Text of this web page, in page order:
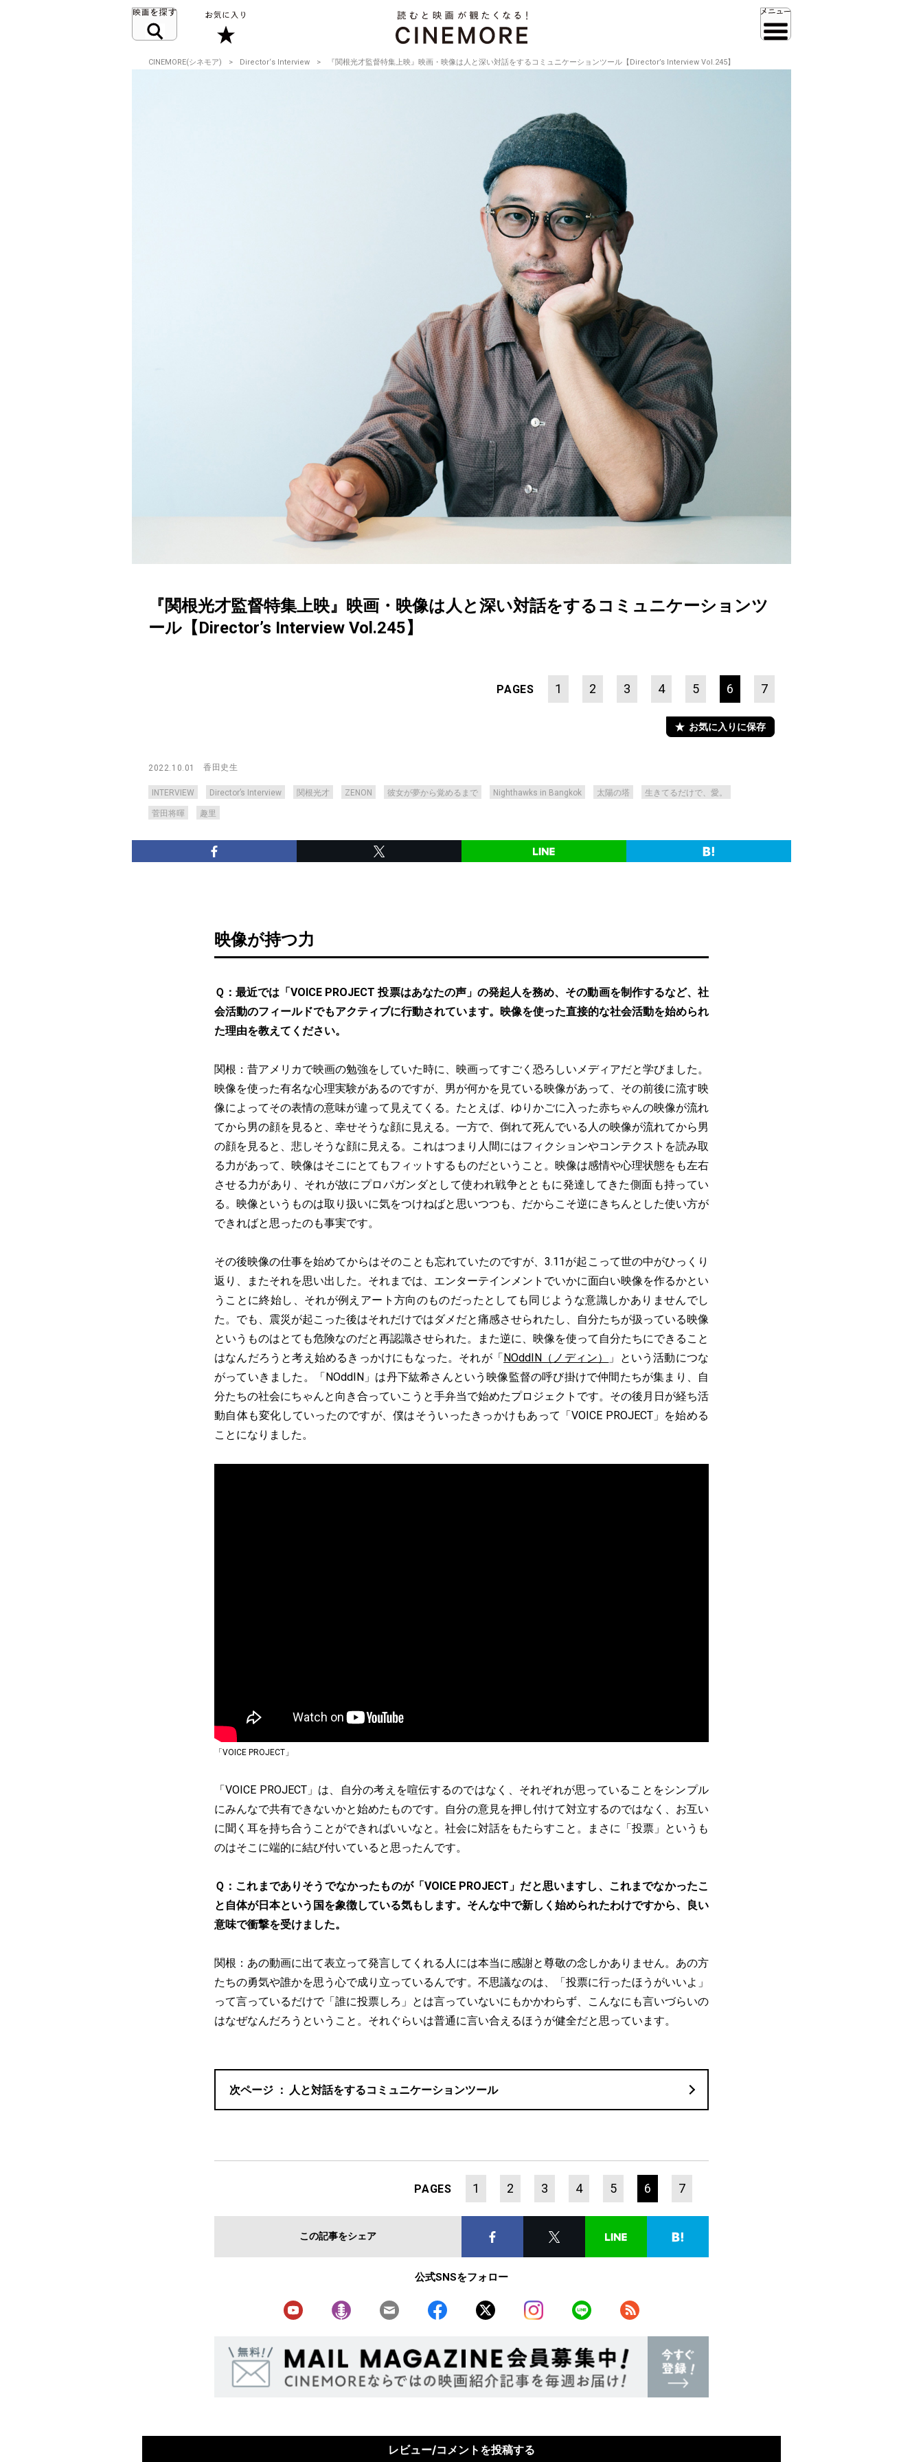
CINEMORE(シネモア) Director‘s Interview 『関根光才監督特集上映』映画・映像は人と深い対話をするコミュニケーションツール【Director’s Interview Vol.245】
『関根光才監督特集上映』映画・映像は人と深い対話をするコミュニケーションツ
ール【Director’s Interview Vol.245】
PAGES 1 2 3 4 5 6 7
お気に入りに保存
2022.10.01 香田史生
INTERVIEW Director’s Interview 関根光才 ZENON 彼女が夢から覚めるまで Nighthawks in Bangkok 太陽の塔 生きてるだけで、愛。
菅田将暉 趣里
映像が持つ力
Ｑ：最近では「VOICE PROJECT 投票はあなたの声」の発起人を務め、その動画を制作するなど、社
会活動のフィールドでもアクティブに行動されています。映像を使った直接的な社会活動を始められ
た理由を教えてください。
関根：昔アメリカで映画の勉強をしていた時に、映画ってすごく恐ろしいメディアだと学びました。
映像を使った有名な心理実験があるのですが、男が何かを見ている映像があって、その前後に流す映
像によってその表情の意味が違って見えてくる。たとえば、ゆりかごに入った赤ちゃんの映像が流れ
てから男の顔を見ると、幸せそうな顔に見える。一方で、倒れて死んでいる人の映像が流れてから男
の顔を見ると、悲しそうな顔に見える。これはつまり人間にはフィクションやコンテクストを読み取
る力があって、映像はそこにとてもフィットするものだということ。映像は感情や心理状態をも左右
させる力があり、それが故にプロパガンダとして使われ戦争とともに発達してきた側面も持ってい
る。映像というものは取り扱いに気をつけねばと思いつつも、だからこそ逆にきちんとした使い方が
できればと思ったのも事実です。
その後映像の仕事を始めてからはそのことも忘れていたのですが、3.11が起こって世の中がひっくり
返り、またそれを思い出した。それまでは、エンターテインメントでいかに面白い映像を作るかとい
うことに終始し、それが例えアート方向のものだったとしても同じような意識しかありませんでし
た。でも、震災が起こった後はそれだけではダメだと痛感させられたし、自分たちが扱っている映像
というものはとても危険なのだと再認識させられた。また逆に、映像を使って自分たちにできること
はなんだろうと考え始めるきっかけにもなった。それが「NOddIN（ノディン）
」という活動につな
がっていきました。「NOddIN」は丹下紘希さんという映像監督の呼び掛けで仲間たちが集まり、自
分たちの社会にちゃんと向き合っていこうと手弁当で始めたプロジェクトです。その後月日が経ち活
動自体も変化していったのですが、僕はそういったきっかけもあって「VOICE PROJECT」を始める
ことになりました。
「VOICE PROJECT」
「VOICE PROJECT」は、自分の考えを喧伝するのではなく、それぞれが思っていることをシンプル
にみんなで共有できないかと始めたものです。自分の意見を押し付けて対立するのではなく、お互い
に聞く耳を持ち合うことができればいいなと。社会に対話をもたらすこと。まさに「投票」というも
のはそこに端的に結び付いていると思ったんです。
Ｑ：これまでありそうでなかったものが「VOICE PROJECT」だと思いますし、これまでなかったこ
と自体が日本という国を象徴している気もします。そんな中で新しく始められたわけですから、良い
意味で衝撃を受けました。
関根：あの動画に出て表立って発言してくれる人には本当に感謝と尊敬の念しかありません。あの方
たちの勇気や誰かを思う心で成り立っているんです。不思議なのは、「投票に行ったほうがいいよ」
って言っているだけで「誰に投票しろ」とは言っていないにもかかわらず、こんなにも言いづらいの
はなぜなんだろうということ。それぐらいは普通に言い合えるほうが健全だと思っています。
人と対話をするコミュニケーションツール
PAGES 1 2 3 4 5 6 7
この記事をシェア
公式SNSをフォロー
レビュー/コメントを投稿する